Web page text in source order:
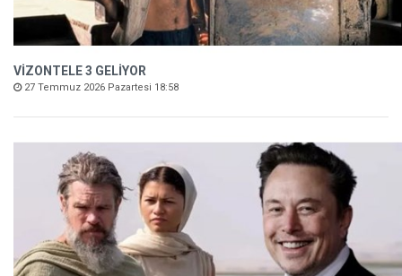
VİZONTELE 3 GELİYOR
27 Temmuz 2026 Pazartesi 18:58